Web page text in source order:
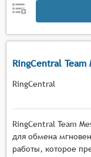
RingCentral Team
RingCentral
RingCentral Team
для обмена
работы, которое